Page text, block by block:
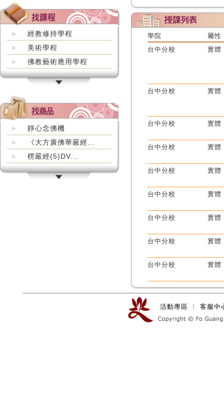
經教修持學程
美術學程
佛教藝術應用學程
靜心念佛機
《大方廣佛華嚴經...
楞嚴經(5)DV...
學院
屬性
台中分校
實體
台中分校 實體
台中分校 實體
台中分校 實體
台中分校 實體
台中分校 實體
台中分校 實體
台中分校 實體
台中分校 實體
活動專區 ︱ 客服中